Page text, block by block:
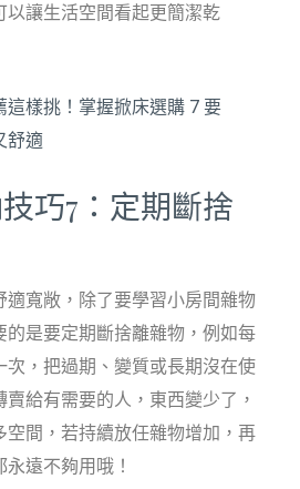
以讓生活空間看起更簡潔乾
這樣挑！掌握掀床選購 7 要
舒適
巧7：定期斷捨
適寬敞，除了要學習小房間雜物
的是要定期斷捨離雜物，例如每
次，把過期、變質或長期沒在使
給有需要的人，東西變少了，
空間，若持續放任雜物增加，再
遠不夠用哦！